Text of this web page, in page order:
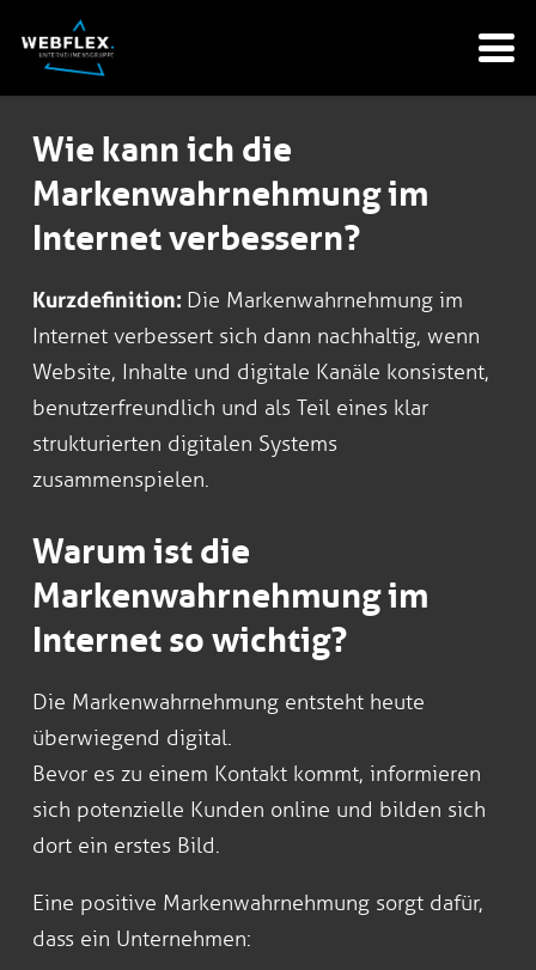
Wie kann ich die
Markenwahrnehmung im
Internet verbessern?
Kurzdefinition: Die Markenwahrnehmung im
Internet verbessert sich dann nachhaltig, wenn
Website, Inhalte und digitale Kanäle konsistent,
benutzerfreundlich und als Teil eines klar
strukturierten digitalen Systems
zusammenspielen.
Warum ist die
Markenwahrnehmung im
Internet so wichtig?
Die Markenwahrnehmung entsteht heute
überwiegend digital.
Bevor es zu einem Kontakt kommt, informieren
sich potenzielle Kunden online und bilden sich
dort ein erstes Bild.
Eine positive Markenwahrnehmung sorgt dafür,
dass ein Unternehmen: